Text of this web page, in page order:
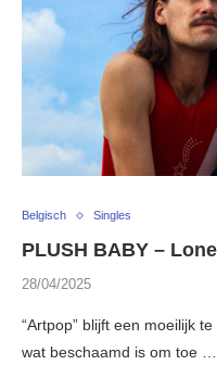
Belgisch Singles
PLUSH BABY –
28/04/2025
“Artpop” blijft een moeilijk
wat beschaamd is om toe …